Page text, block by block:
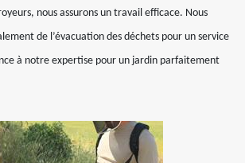
nous assurons un travail efficace. Nous
de l’évacuation des déchets pour un service
à notre expertise pour un jardin parfaitement